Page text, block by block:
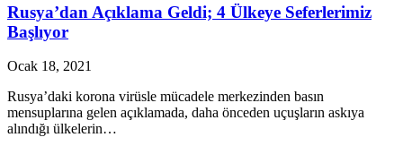
Rusya’dan Açıklama Geldi; 4 Ülkeye Seferlerimiz
Başlıyor
Ocak 18, 2021
Rusya’daki korona virüsle mücadele merkezinden basın
mensuplarına gelen açıklamada, daha önceden uçuşların askıya
alındığı ülkelerin…